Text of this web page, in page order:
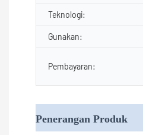
Teknologi:
Gunakan:
Pembayaran:
Penerangan Produk